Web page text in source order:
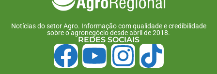
Notícias do setor Agro. Informação com qualidade e credibilidade
sobre o agronegócio desde abril de 2018.
REDES SOCIAIS